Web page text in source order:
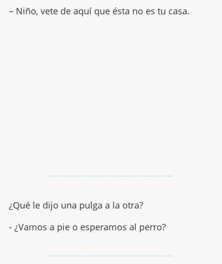
– Niño, vete de aquí que ésta no es tu casa.
¿Qué le dijo una pulga a la otra?
- ¿Vamos a pie o esperamos al perro?